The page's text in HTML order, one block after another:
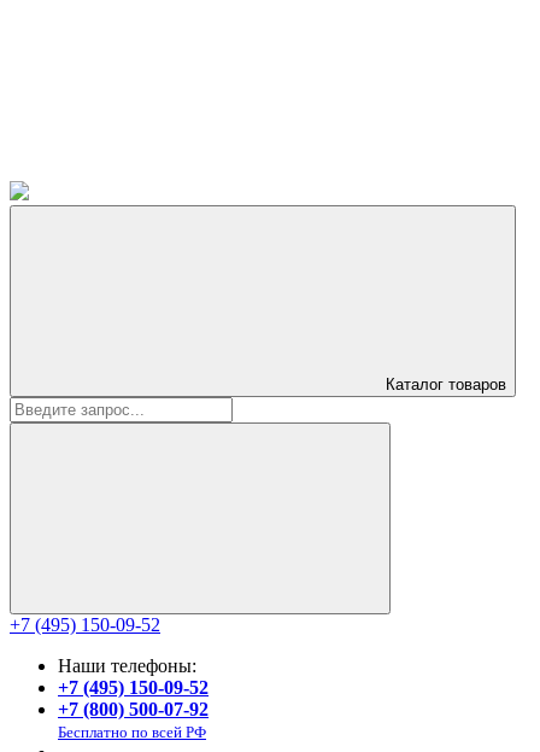
Каталог товаров
+7 (495) 150-09-52
Наши телефоны:
+7 (495) 150-09-52
+7 (800) 500-07-92
Бесплатно по всей РФ